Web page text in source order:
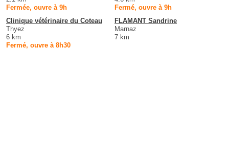
Fermée, ouvre à 9h
Fermé, ouvre à 9h
Clinique vétérinaire du Coteau
Thyez
6 km
Fermé, ouvre à 8h30
FLAMANT Sandrine
Marnaz
7 km